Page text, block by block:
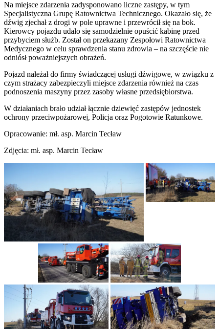
Na miejsce zdarzenia zadysponowano liczne zastępy, w tym
Specjalistyczna Grupę Ratownictwa Technicznego. Okazało się, że
dźwig zjechał z drogi w pole uprawne i przewrócił się na bok.
Kierowcy pojazdu udało się samodzielnie opuścić kabinę przed
przybyciem służb. Został on przekazany Zespołowi Ratownictwa
Medycznego w celu sprawdzenia stanu zdrowia – na szczęście nie
odniósł poważniejszych obrażeń.
Pojazd należał do firmy świadczącej usługi dźwigowe, w związku z
czym strażacy zabezpieczyli miejsce zdarzenia również na czas
podnoszenia maszyny przez zasoby własne przedsiębiorstwa.
W działaniach brało udział łącznie dziewięć zastępów jednostek
ochrony przeciwpożarowej, Policja oraz Pogotowie Ratunkowe.
Opracowanie: mł. asp. Marcin Tecław
Zdjęcia: mł. asp. Marcin Tecław